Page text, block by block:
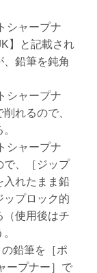
シャープナ
】と記載され
、鉛筆を鈍角
シャープナ
れるので、
シャープナ
で、［ジップ
入れたまま鉛
ップロック的
（使用後はチ
鉛筆を［ポ
ープナー］で